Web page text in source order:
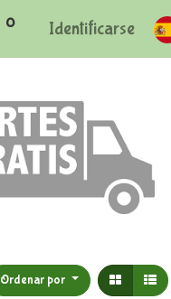
0 Identificarse
Ordenar por